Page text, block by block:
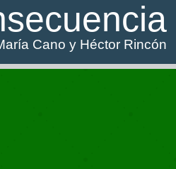
Cano y Héctor Rincón